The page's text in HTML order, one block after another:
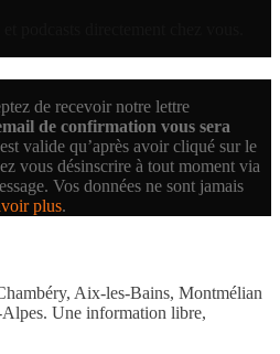
de recevoir notre lettre
de confirmation vous sera
valide qu’après avoir cliqué sur le
vous désinscrire à tout moment via
Vos données ne sont jamais
plus.
Aix-les-Bains, Montmélian
Une information libre,